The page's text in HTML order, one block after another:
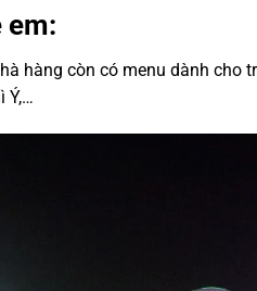
em:
hàng còn có menu dành cho
Ý,…